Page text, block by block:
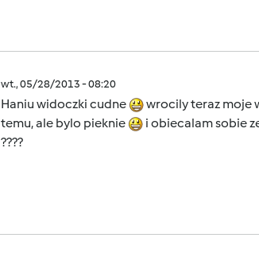
wt., 05/28/2013 - 08:20
Haniu widoczki cudne
wrocily teraz moje
temu, ale bylo pieknie
i obiecalam sobie
????